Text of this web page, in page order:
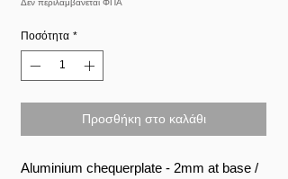
Ποσότητα *
Προσθήκη στο καλάθι
Aluminium chequerplate - 2mm at base /